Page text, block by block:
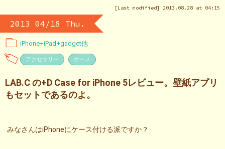
[Last modified] 2013.08.28 at 04:15
2013 04/18 Thu.
iPhone+iPad+gadget他
アクセサリー ケース
LAB.C の+D Case for iPhone 5レビュー。壁紙アプリ
もセットであるのよ。
みなさんはiPhoneにケース付ける派ですか？